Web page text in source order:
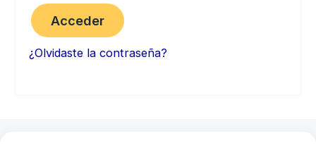
Acceder
¿Olvidaste la contraseña?